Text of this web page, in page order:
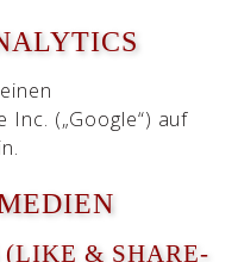
Inc. („Google“) auf
(LIKE & SHARE-